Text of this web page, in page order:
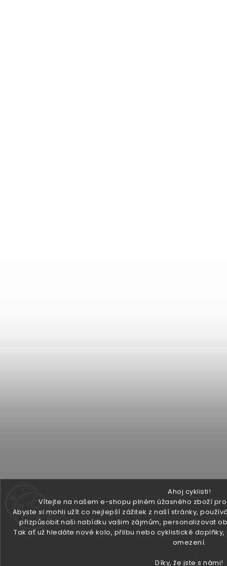
Ahoj cyklisti!
Vítejte na našem e-shopu plném úžasného zboží
Abyste si mohli užít co nejlepší zážitek z naší stránky,
přizpůsobit naši nabídku vašim zájmům, personalizovat
Tak ať už hledáte nové kolo, přilbu nebo cyklistické
omezení.
Díky, že jste s námi!